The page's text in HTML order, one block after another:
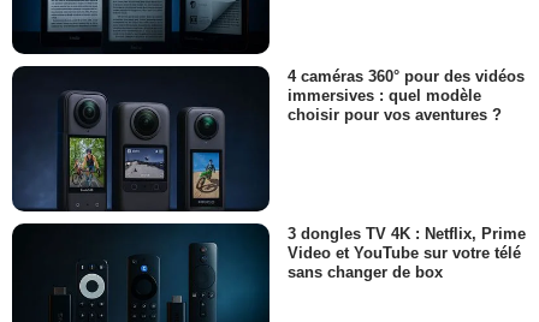
4 caméras 360° pour des vidéos
immersives : quel modèle
choisir pour vos aventures ?
3 dongles TV 4K : Netflix, Prime
Video et YouTube sur votre télé
sans changer de box